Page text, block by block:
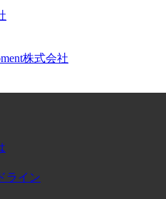
株式会社
ライン